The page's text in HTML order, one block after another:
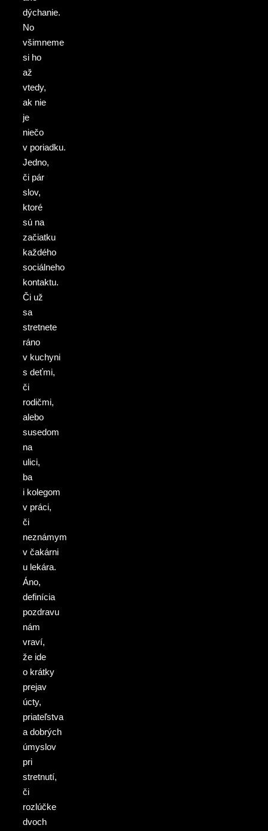
dýchanie.
No
všimneme
si ho
až
vtedy,
ak nie
je
niečo
v poriadku.
Jedno,
či pár
slov,
ktoré
sú na
začiatku
každého
sociálneho
kontaktu.
Či už
sa
stretnete
ráno
v kuchyni
s deťmi,
či
rodičmi,
alebo
susedom
na
ulici,
ba
i kolegom
v práci,
či
neznámym
v čakárni
u lekára.
Áno,
definícia
pozdravu
nám
vraví,
že ide
o krátky
prejav
úcty,
priateľstva
a dobrých
úmyslov
pri
stretnutí,
či
rozlúčke
dvoch